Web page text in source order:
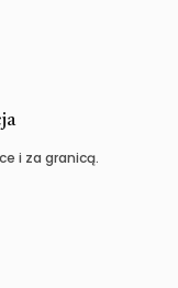
i za granicą.